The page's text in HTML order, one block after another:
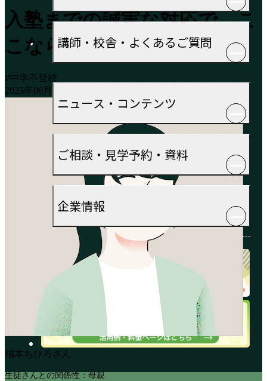
講師・校舎・よくあるご質問
ニュース・コンテンツ
ご相談・見学予約・資料
企業情報
入塾までの誠実な対応で、こ
こなら大丈夫と直感
#中学不登校
2023年06月15日
福本ちひろさん
生徒さんとの関係性：母親